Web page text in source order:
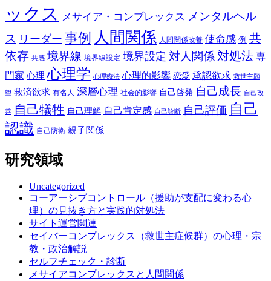
ックス
メサイア・コンプレックス メンタルヘル
ス リーダー 事例 人間関係 人間関係改善 使命感 例 共
依存 共感 境界線 境界線設定 境界設定 対人関係 対処法 専
門家 心理 心理学 心理療法 心理的影響 恋愛 承認欲求 救世主願
望 救済欲求 有名人 深層心理 社会的影響 自己啓発 自己成長 自己改
善 自己犠牲 自己理解 自己肯定感 自己診断 自己評価 自己
認識 自己防衛 親子関係
研究領域
Uncategorized
コーアーシブコントロール（援助が支配に変わる心
理）の見抜き方と実践的対処法
サイト運営関連
セイバーコンプレックス（救世主症候群）の心理・宗
教・政治解説
セルフチェック・診断
メサイアコンプレックスと人間関係